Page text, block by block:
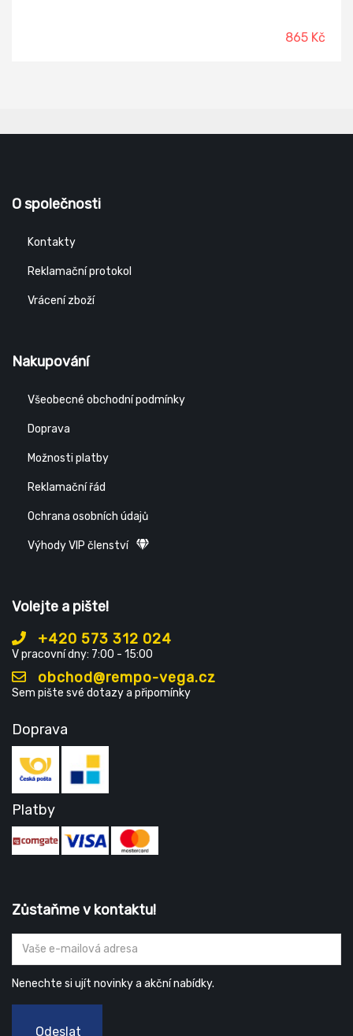
865 Kč
O společnosti
Kontakty
Reklamační protokol
Vrácení zboží
Nakupování
Všeobecné obchodní podmínky
Doprava
Možnosti platby
Reklamační řád
Ochrana osobních údajů
Výhody VIP členství
Volejte a pište!
+420 573 312 024
V pracovní dny: 7:00 - 15:00
obchod@rempo-vega.cz
Sem pište své dotazy a připomínky
Doprava
Platby
Zůstaňme v kontaktu!
Nenechte si ujít novinky a akční nabídky.
Odeslat